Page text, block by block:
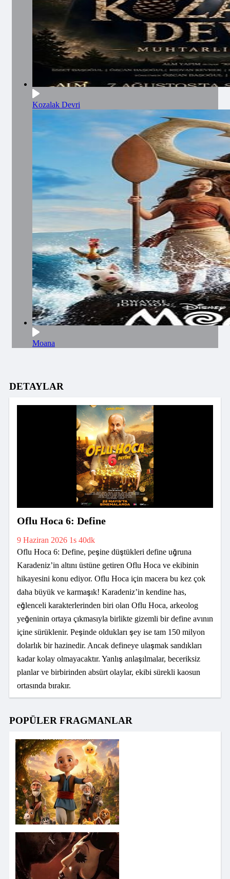
Kozalak Devri
Moana
DETAYLAR
Oflu Hoca 6: Define
9 Haziran 2026 1s 40dk
Oflu Hoca 6: Define, peşine düştükleri define uğruna
Karadeniz’in altını üstüne getiren Oflu Hoca ve ekibinin
hikayesini konu ediyor. Oflu Hoca için macera bu kez çok
daha büyük ve karmaşık! Karadeniz’in kendine has,
eğlenceli karakterlerinden biri olan Oflu Hoca, arkeolog
yeğeninin ortaya çıkmasıyla birlikte gizemli bir define avının
içine sürüklenir. Peşinde oldukları şey ise tam 150 milyon
dolarlık bir hazinedir. Ancak defineye ulaşmak sandıkları
kadar kolay olmayacaktır. Yanlış anlaşılmalar, beceriksiz
planlar ve birbirinden absürt olaylar, ekibi sürekli kaosun
ortasında bırakır.
POPÜLER FRAGMANLAR